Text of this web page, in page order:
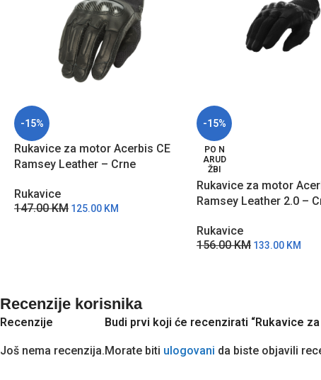
-15%
Rukavice za motor Acerbis CE
Ramsey Leather – Crne
Rukavice
147.00KM 125.00 KM
-15%
PO N
ARUD
ŽBI
Rukavice za motor
Ramsey Leather 2.0 –
Rukavice
156.00KM 133.00 KM
Recenzije korisnika
Recenzije
Još nema recenzija.
Budi prvi koji će recenzirati “Rukavice
Morate biti ulogovani da biste objavili